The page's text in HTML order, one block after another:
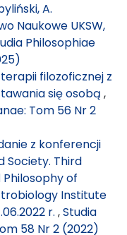
A.
Naukowe UKSW,
Philosophiae
filozoficznej z
się osobą ,
Tom 56 Nr 2
z konferencji
Society. Third
of
Institute
r. ,Studia
58 Nr 2 (2022)